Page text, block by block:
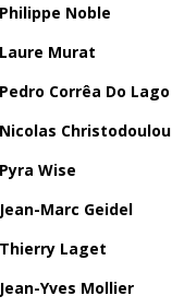
Philippe Noble
Laure Murat
Pedro Corrêa Do Lago
Nicolas Christodoulou
Pyra Wise
Jean-Marc Geidel
Thierry Laget
Jean-Yves Mollier